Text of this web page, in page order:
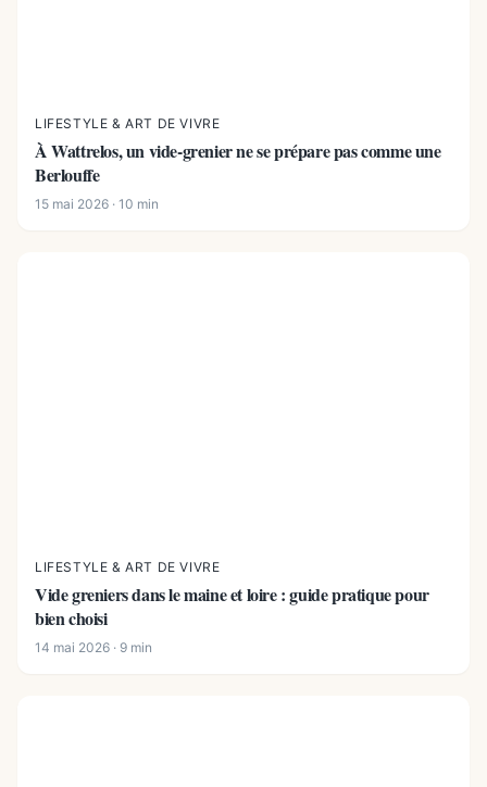
LIFESTYLE & ART DE VIVRE
À Wattrelos, un vide-grenier ne se prépare pas comme une
Berlouffe
15 mai 2026 · 10 min
LIFESTYLE & ART DE VIVRE
Vide greniers dans le maine et loire : guide pratique pour
bien choisi
14 mai 2026 · 9 min